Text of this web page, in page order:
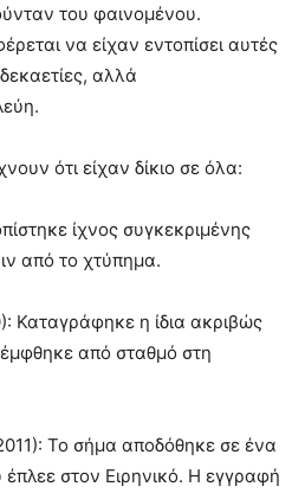
του φαινομένου.
να είχαν εντοπίσει αυτές
αλλά
ότι είχαν δίκιο σε όλα:
ίχνος συγκεκριμένης
από το χτύπημα.
Καταγράφηκε η ίδια ακριβώς
από σταθμό στη
Το σήμα αποδόθηκε σε ένα
στον Ειρηνικό. Η εγγραφή